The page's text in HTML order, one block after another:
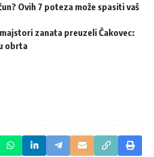
Ovih 7 poteza može spasiti vaš
zanata preuzeli Čakovec:
obrta